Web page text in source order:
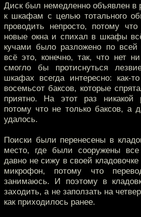
Диск был немедленно объявлен в
к шкафам с целью тотального
проводить непросто, потому
новые окна и спихал в шкафы
кучами было разложено по всей
всё это, конечно, так, что нет
смогло бы протиснуться
шкафах всегда интересно: как-
восемьсот баксов, которые
приятно. На этот раз никакой
потому что не только баксов, а
удалось.
Поиски были перенесены в
место, где были сооружены
давно не сижу в своей
микрофон, потому что
занимаюсь. И поэтому в
заходить, а не заползать на
как приходилось ранее.